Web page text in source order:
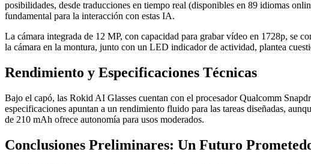
posibilidades, desde traducciones en tiempo real (disponibles en 89 idiomas
fundamental para la interacción con estas IA.
La cámara integrada de 12 MP, con capacidad para grabar vídeo en 1728p, se
la cámara en la montura, junto con un LED indicador de actividad, plantea
Rendimiento y Especificaciones Técnicas
Bajo el capó, las Rokid AI Glasses cuentan con el procesador Qualcomm
especificaciones apuntan a un rendimiento fluido para las tareas diseñadas,
de 210 mAh ofrece autonomía para usos moderados.
Conclusiones Preliminares: Un Futuro